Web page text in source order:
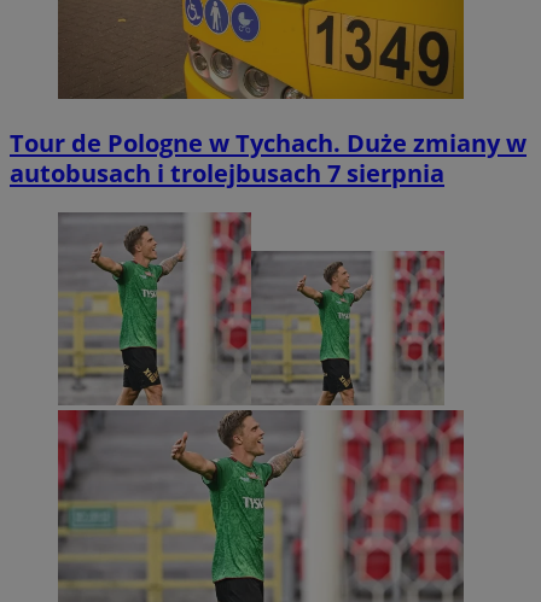
Tour de Pologne w Tychach. Duże zmiany w
autobusach i trolejbusach 7 sierpnia